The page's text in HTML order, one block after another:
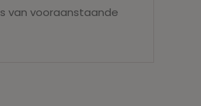
van vooraanstaande